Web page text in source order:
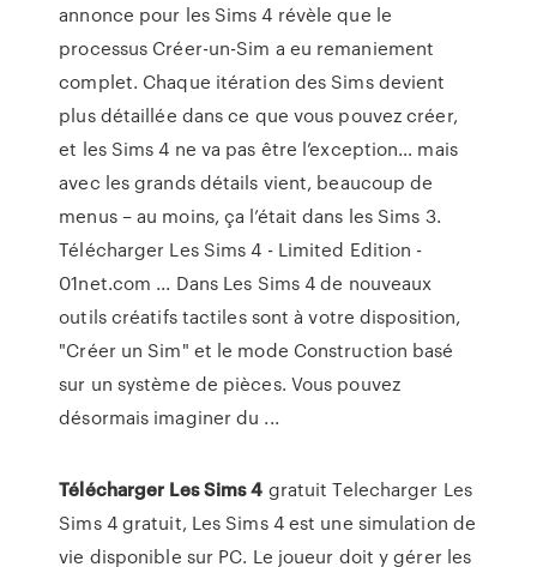
annonce pour les Sims 4 révèle que le
processus Créer-un-Sim a eu remaniement
complet. Chaque itération des Sims devient
plus détaillée dans ce que vous pouvez créer,
et les Sims 4 ne va pas être l’exception… mais
avec les grands détails vient, beaucoup de
menus – au moins, ça l’était dans les Sims 3.
Télécharger Les Sims 4 - Limited Edition -
01net.com ... Dans Les Sims 4 de nouveaux
outils créatifs tactiles sont à votre disposition,
"Créer un Sim" et le mode Construction basé
sur un système de pièces. Vous pouvez
désormais imaginer du ...
Télécharger Les Sims4 gratuit Telecharger Les
Sims 4 gratuit, Les Sims 4 est une simulation de
vie disponible sur PC. Le joueur doit y gérer les